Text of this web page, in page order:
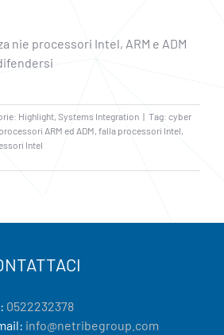
nie processori Intel, ARM e ADM
Highlight Systems Integration | Tag: cyber
ARM ed ADM falla processori Intel
Intel
0522232378
info@netribegroup.com